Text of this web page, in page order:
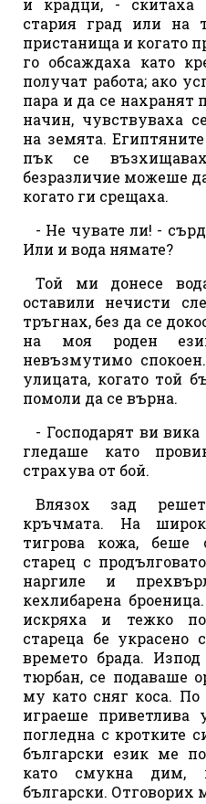
стария град или на
пристанища и когато
го обсаждаха като
получат работа; ако
пара и да се нахранят
начин, чувствуваха
на земята.
пък се
безразличие можеше
когато ги срещаха.
- Не чувате ли! -
Или и вода нямате?
Той ми донесе
оставили нечисти
тръгнах, без да се
на моя роден
невъзмутимо
улицата, когато той
помоли да се върна.
- Господарят ви
гледаше като
страхува от бой.
Влязох зад
кръчмата. На
тигрова кожа, беше
старец с
наргиле и
кехлибарена
искряха и тежко
стареца бе украсено
времето брада.
тюрбан, се подаваше
му като сняг коса.
играеше приветлива
погледна с кротките
български език ме
като смукна дим,
български. Отговорих